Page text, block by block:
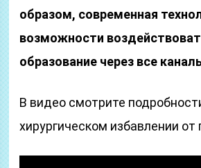
образом, современная
возможности
образование через все
В видео смотрите
хирургическом избавлении от